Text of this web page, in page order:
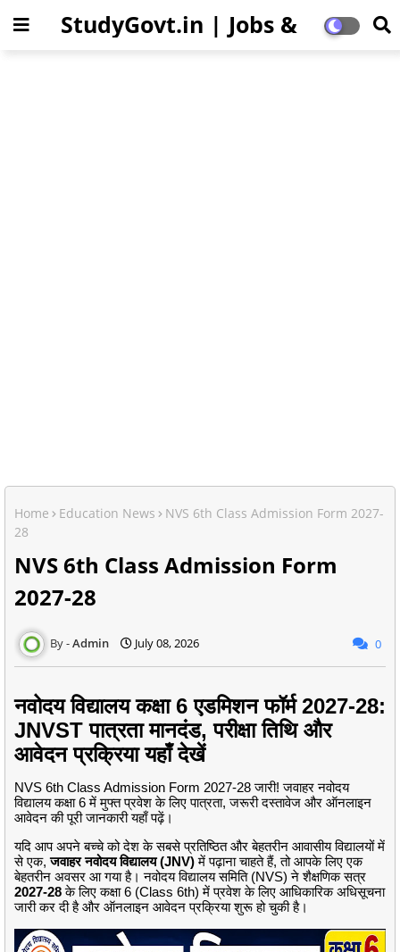
StudyGovt.in | Jobs &
Home Education News
NVS 6th Class Admission Form 2027-
28
NVS 6th Class Admission Form
2027-28
Admin July 08, 2026 0
नवोदय विद्यालय कक्षा 6 एडमिशन फॉर्म 2027-28:
JNVST पात्रता मानदंड, परीक्षा तिथि और
आवेदन प्रक्रिया यहाँ देखें
NVS 6th Class Admission Form 2027-28 जारी!जवाहर नवोदय
विद्यालय कक्षा 6 में मुफ्त प्रवेश के लिए पात्रता, जरूरी दस्तावेज और ऑनलाइन
आवेदन की पूरी जानकारी यहाँ पढ़ें।
यदि आप अपने बच्चे को देश के सबसे प्रतिष्ठित और बेहतरीन आवासीय विद्यालयों में
से एक,जवाहर नवोदय विद्यालय (JNV)में पढ़ाना चाहते हैं, तो आपके लिए एक
बेहतरीन अवसर आ गया है।नवोदय विद्यालय समिति (NVS) ने शैक्षणिक सत्र
2027-28के लिए कक्षा 6 (Class 6th) में प्रवेश के लिए आधिकारिक अधिसूचना
जारी कर दी है और ऑनलाइन आवेदन प्रक्रिया शुरू हो चुकी है।